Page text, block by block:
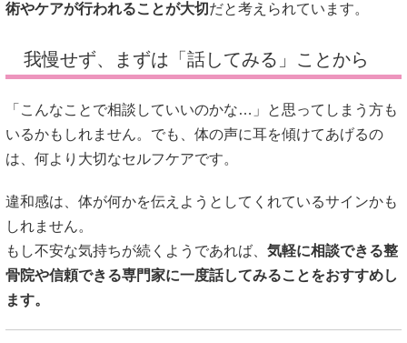
術やケアが行われることが大切 だと考えられています。
我慢せず、まずは「話してみる」ことから
「こんなことで相談していいのかな…」と思ってしまう方も
いるかもしれません。でも、体の声に耳を傾けてあげるの
は、何より大切なセルフケアです。
違和感は、体が何かを伝えようとしてくれているサインかも
しれません。
もし不安な気持ちが続くようであれば、 気軽に相談できる整
骨院や信頼できる専門家に一度話してみることをおすすめし
ます。